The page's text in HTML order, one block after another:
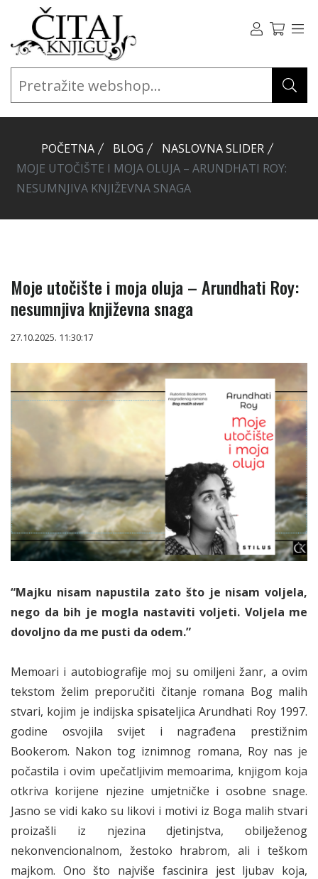
POČETNA BLOG
NASLOVNA SLIDER
MOJE UTOČIŠTE I MOJA OLUJA – ARUNDHATI ROY:
NESUMNJIVA KNJIŽEVNA SNAGA
Moje utočište i moja oluja – Arundhati Roy:
nesumnjiva književna snaga
27.10.2025. 11:30:17
“Majku nisam napustila zato što je nisam voljela,
nego da bih je mogla nastaviti voljeti. Voljela me
dovoljno da me pusti da odem.”
Memoari i autobiografije moj su omiljeni žanr, a ovim
tekstom želim preporučiti čitanje romana Bog malih
stvari, kojim je indijska spisateljica Arundhati Roy 1997.
godine osvojila svijet i nagrađena prestižnim
Bookerom. Nakon tog iznimnog romana, Roy nas je
počastila i ovim upečatljivim memoarima, knjigom koja
otkriva korijene njezine umjetničke i osobne snage.
Jasno se vidi kako su likovi i motivi iz Boga malih stvari
proizašli iz njezina djetinjstva, obilježenog
nekonvencionalnom, žestoko hrabrom, ali i teškom
majkom. Ono što najviše fascinira jest ljubav koja,